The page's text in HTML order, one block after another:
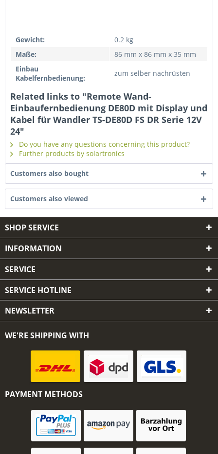
Gewicht:
0.2 kg
Maße:
86 mm x 86 mm x 35 mm
Einbau
Kabelfernbedienung:
zum selber nachrüsten
Related links to "Remote Wand-
Einbaufernbedienung DE80D mit Display und
Kabel für Wandler TS-DE80D FS DR Serie 12V
24"
Do you have any questions concerning this product?
Further products by solartronics
Customers also bought
Customers also viewed
SHOP SERVICE
INFORMATION
SERVICE
SERVICE HOTLINE
NEWSLETTER
WE'RE SHIPPING WITH
PAYMENT METHODS